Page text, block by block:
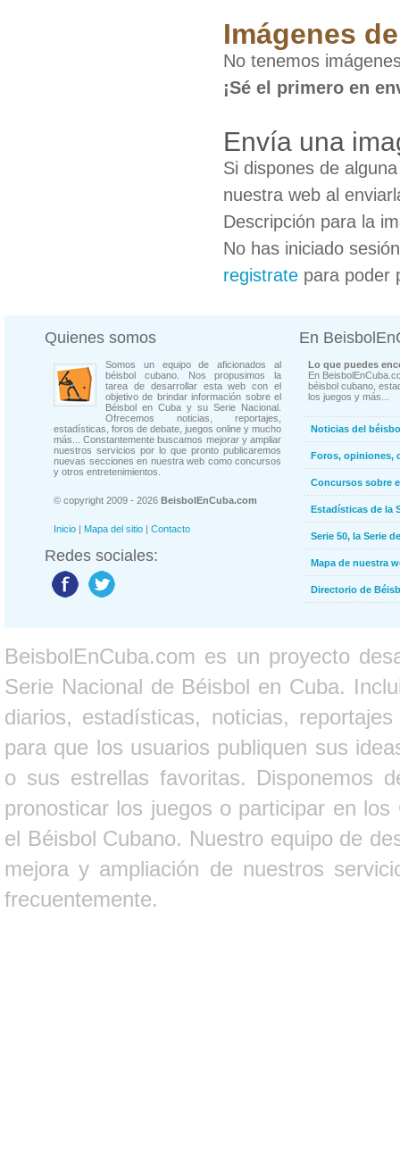
Imágenes
No tenemos
¡Sé el primero en
Envía una
Si dispones de
nuestra web al
Descripción para la
No has iniciado
registrate para poder
Quienes somos
Somos un equipo de aficionados al
béisbol cubano. Nos propusimos la
tarea de desarrollar esta web con el
objetivo de brindar información sobre el
Béisbol en Cuba y su Serie Nacional.
Ofrecemos noticias, reportajes,
estadísticas, foros de debate, juegos online y mucho
más... Constantemente buscamos mejorar y ampliar
nuestros servicios por lo que pronto publicaremos
nuevas secciones en nuestra web como concursos
y otros entretenimientos.
© copyright 2009 - 2026 BeisbolEnCuba.com
Inicio | Mapa del sitio | Contacto
Redes sociales:
En
Lo que puedes
En
béisbol cubano,
los juegos y más...
Noticias del
Foros, opiniones,
Concursos sobre
Estadísticas de la
Serie 50, la Serie
Mapa de nuestra
Directorio de
BeisbolEnCuba.com es un proyecto
Serie Nacional de Béisbol en Cuba.
diarios, estadísticas, noticias,
para que los usuarios publiquen sus
o sus estrellas favoritas. Disponemos
pronosticar los juegos o participar en
el Béisbol Cubano. Nuestro equipo de
mejora y ampliación de nuestros
frecuentemente.